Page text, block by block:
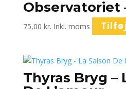
Observatoriet
75,00 kr. Inkl. moms
Thyras Bryg –